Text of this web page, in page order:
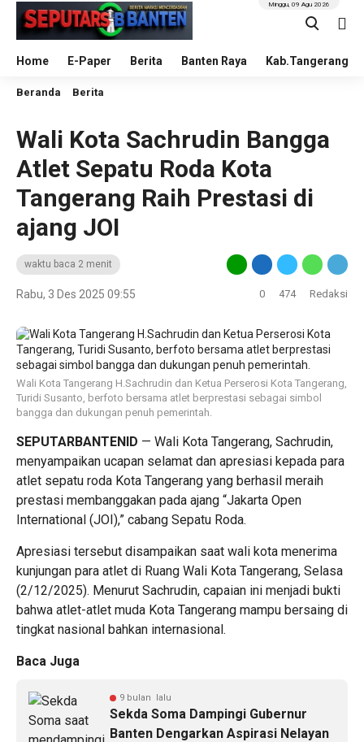
Home E-Paper Berita Banten Raya Kab.Tangerang
Minggu, 09 Agu 2026
Beranda Berita
Wali Kota Sachrudin Bangga
Atlet Sepatu Roda Kota
Tangerang Raih Prestasi di
ajang JOI
waktu baca 2 menit
Rabu, 3 Des 2025 09:55 0 474 Redaksi
Wali Kota Tangerang H.Sachrudin dan Ketua Perserosi Kota Tangerang,
Turidi Susanto, berfoto bersama atlet berprestasi sebagai simbol
bangga dan dukungan penuh pemerintah.
SEPUTARBANTENID — Wali Kota Tangerang, Sachrudin,
menyampaikan ucapan selamat dan apresiasi kepada para
atlet sepatu roda Kota Tangerang yang berhasil meraih
prestasi membanggakan pada ajang “Jakarta Open
International (JOI),” cabang Sepatu Roda.
Apresiasi tersebut disampaikan saat wali kota menerima
kunjungan para atlet di Ruang Wali Kota Tangerang, Selasa
(2/12/2025). Menurut Sachrudin, capaian ini menjadi bukti
bahwa atlet-atlet muda Kota Tangerang mampu bersaing di
tingkat nasional bahkan internasional.
Baca Juga
9 bulan lalu
Sekda Soma Dampingi Gubernur
Banten Dengarkan Aspirasi Nelayan